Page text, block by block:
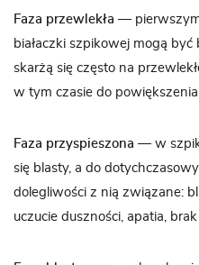
Faza przewlekła —
białaczki szpikowej mogą
skarżą się często na
w tym czasie do
Faza przyspieszona — w
się blasty, a do
dolegliwości z nią związane:
uczucie duszności, apatia,